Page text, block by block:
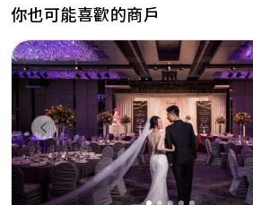
你也可能喜歡的商戶
Previous